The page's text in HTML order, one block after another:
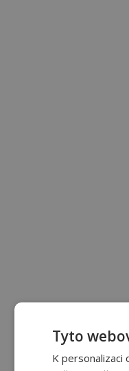
Tyto
K personalizaci